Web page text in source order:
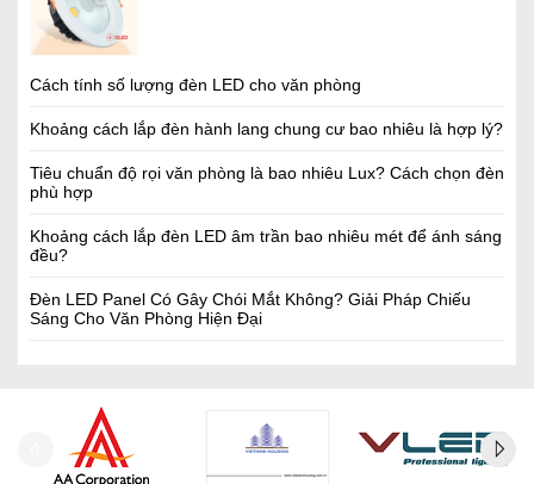
Cách tính số lượng đèn LED cho văn phòng
Khoảng cách lắp đèn hành lang chung cư bao nhiêu là hợp lý?
Tiêu chuẩn độ rọi văn phòng là bao nhiêu Lux? Cách chọn đèn
phù hợp
Khoảng cách lắp đèn LED âm trần bao nhiêu mét để ánh sáng
đều?
Đèn LED Panel Có Gây Chói Mắt Không? Giải Pháp Chiếu
Sáng Cho Văn Phòng Hiện Đại